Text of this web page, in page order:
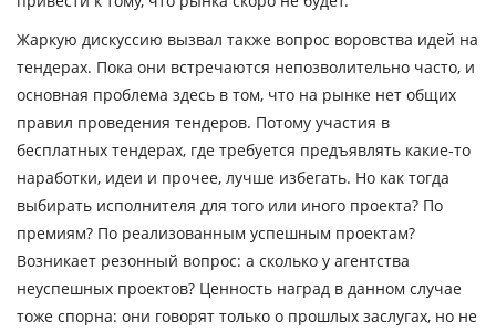
Жаркую дискуссию вызвал также вопрос воровства идей на
тендерах. Пока они встречаются непозволительно часто, и
основная проблема здесь в том, что на рынке нет общих
правил проведения тендеров. Потому участия в
бесплатных тендерах, где требуется предъявлять какие-то
наработки, идеи и прочее, лучше избегать. Но как тогда
выбирать исполнителя для того или иного проекта? По
премиям? По реализованным успешным проектам?
Возникает резонный вопрос: а сколько у агентства
неуспешных проектов? Ценность наград в данном случае
тоже спорна: они говорят только о прошлых заслугах, но не